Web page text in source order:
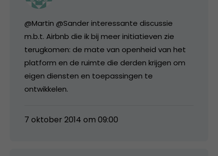
@Martin @Sander interessante discussie
m.b.t. Airbnb die ik bij meer initiatieven zie
terugkomen: de mate van openheid van het
platform en de ruimte die derden krijgen om
eigen diensten en toepassingen te
ontwikkelen.
7 oktober 2014 om 09:00